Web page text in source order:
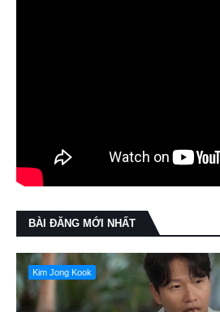
BÀI ĐĂNG MỚI NHẤT
Kim Jong Kook